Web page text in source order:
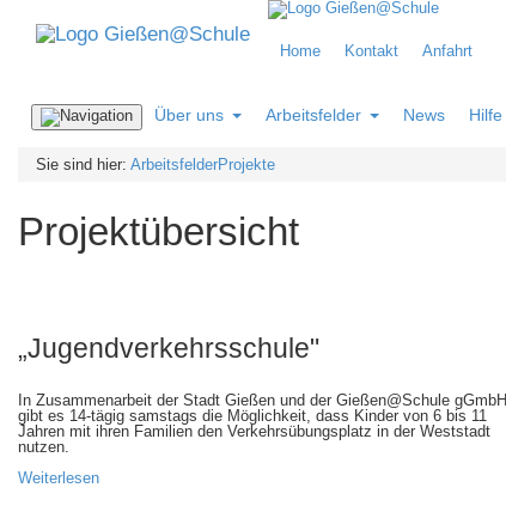
Home Kontakt Anfahrt
Navigation
ein-/ausblenden
Über uns Arbeitsfelder News Hilfe
Sie sind hier: ArbeitsfelderProjekte
Projektübersicht
„Jugendverkehrsschule"
In Zusammenarbeit der Stadt Gießen und der Gießen@Schule gGmbH
gibt es 14-tägig samstags die Möglichkeit, dass Kinder von 6 bis 11
Jahren mit ihren Familien den Verkehrsübungsplatz in der Weststadt
nutzen.
Weiterlesen